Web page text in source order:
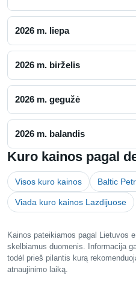
2026 m. liepa
2026 m. birželis
2026 m. gegužė
2026 m. balandis
Kuro kainos pagal
Visos kuro kainos Baltic
Viada kuro kainos Lazdijuose
Kainos pateikiamos pagal Lietuvos
skelbiamus duomenis. Informacija
todėl prieš pilantis kurą
atnaujinimo laiką.